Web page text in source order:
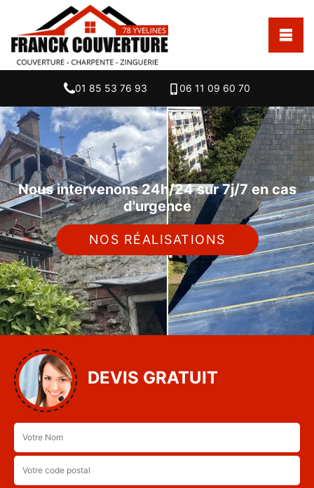
01 85 53 76 93 06 11 09 60 70
Nous intervenons 24h/24 sur 7j/7 en cas
d'urgence
NOS RÉALISATIONS
DEVIS GRATUIT